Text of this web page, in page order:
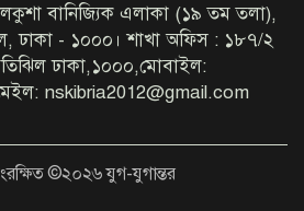
দাম নিয়ন্ত্রণে: জমিয়ত
বিভিন্ন এলাকা ঘুরে
বানিজ্যিক এলাকা (১৯ তম তলা),
ঢাকা - ১০০০। শাখা অফিস : ১৮৭/২
ঢাকা,১০০০,মোবাইল:
nskibria2012@gmail.com
©২০২৬ যুগ-যুগান্তর